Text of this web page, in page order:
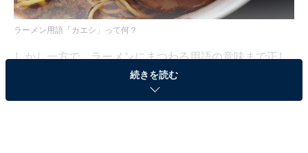
ラーメン用語「カエシ」って何？
しかし一方で、ラーメンにまつわる用語の意味まで正し
く理解できている人はそれほど多くないかもしれませ
ん。そんな「意外と知らないラーメン用語」の意味を、
続きを読む